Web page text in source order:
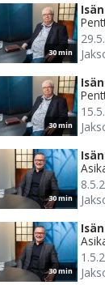
30 min
30 min
30 min
30 min